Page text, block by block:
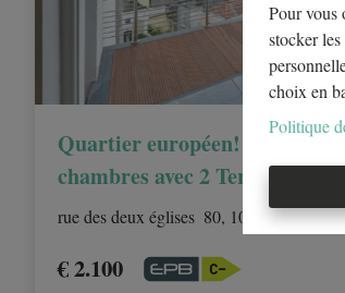
Pour vous
stocker
choix en
Politique
Quartier européen!
chambres avec 2 Terrasses
rue des deux églises  80, 1000 Brussels|
€ 2.100